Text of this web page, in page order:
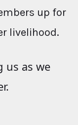
up for
livelihood.
us as we